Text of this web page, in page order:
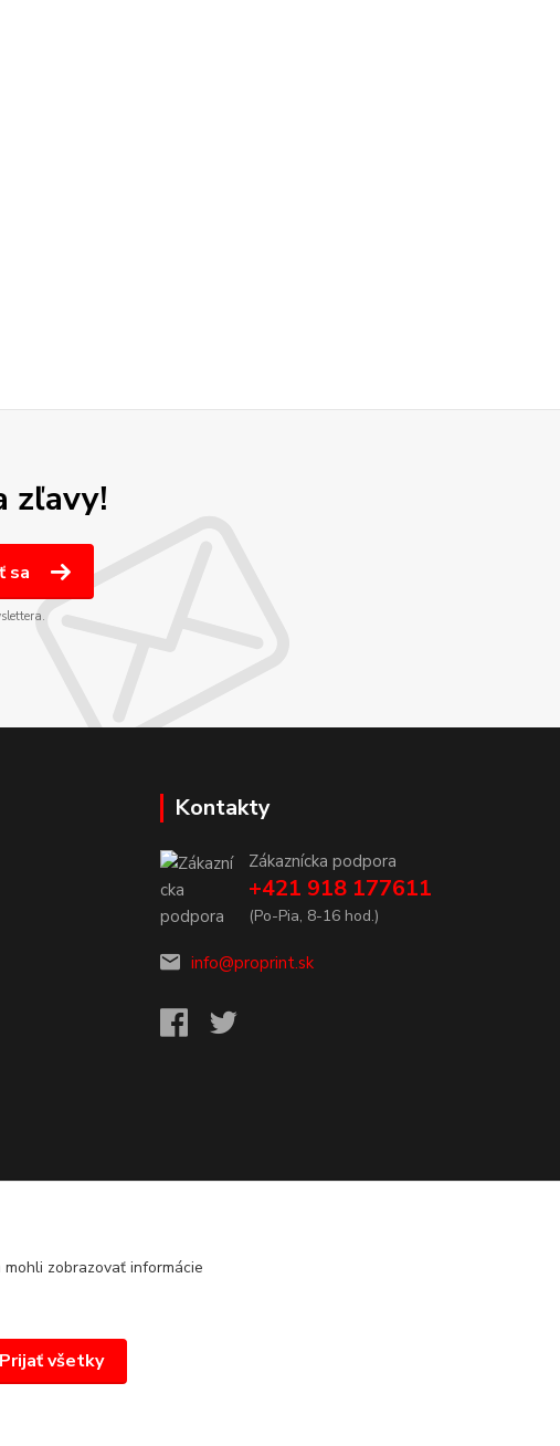
zľavy!
sa
Kontakty
Zákaznícka podpora
+421 918 177611
(Po-Pia, 8-16 hod.)
info@proprint.sk
zobrazovať informácie
Prijať všetky